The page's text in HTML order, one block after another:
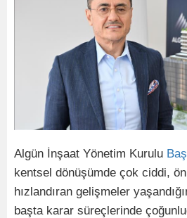
Algün İnşaat Yönetim Kurulu
kentsel dönüşümde çok ciddi,
hızlandıran gelişmeler
başta karar süreçlerinde